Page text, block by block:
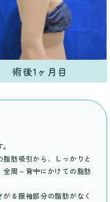
術後1ヶ月目
肪吸引から、しっかりと
周～背中にかけての脂肪
る振袖部分の脂肪がなく